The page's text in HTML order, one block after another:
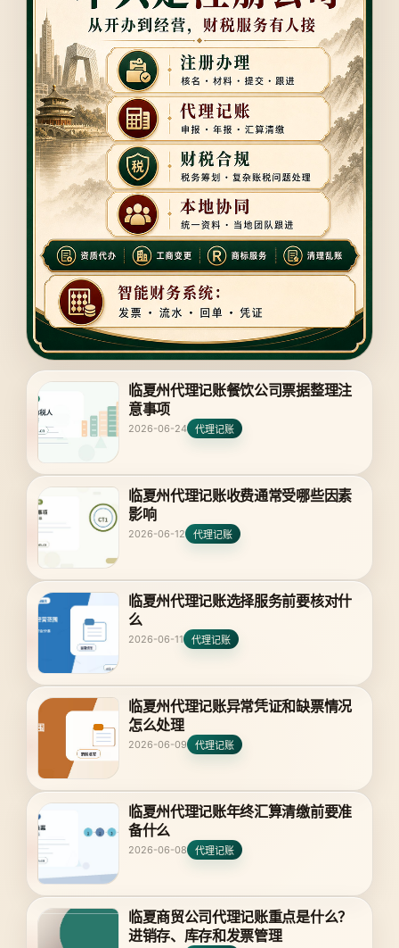
临夏州代理记账餐饮公司票据整理注
意事项
2026-06-24 代理记账
临夏州代理记账收费通常受哪些因素
影响
2026-06-12 代理记账
临夏州代理记账选择服务前要核对什
么
2026-06-11 代理记账
临夏州代理记账异常凭证和缺票情况
怎么处理
2026-06-09 代理记账
临夏州代理记账年终汇算清缴前要准
备什么
2026-06-08 代理记账
临夏商贸公司代理记账重点是什么？
进销存、库存和发票管理